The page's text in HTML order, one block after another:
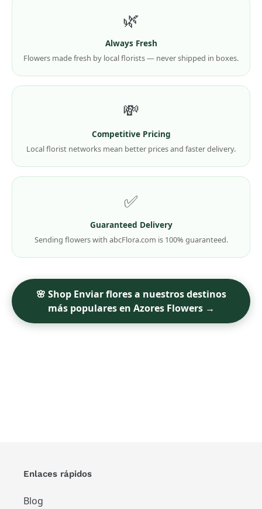
🌿
Always Fresh
Flowers made fresh by local florists — never shipped in boxes.
💸
Competitive Pricing
Local florist networks mean better prices and faster delivery.
✅
Guaranteed Delivery
Sending flowers with abcFlora.com is 100% guaranteed.
🌸 Shop Enviar flores a nuestros destinos
más populares en Azores Flowers →
Enlaces rápidos
Blog